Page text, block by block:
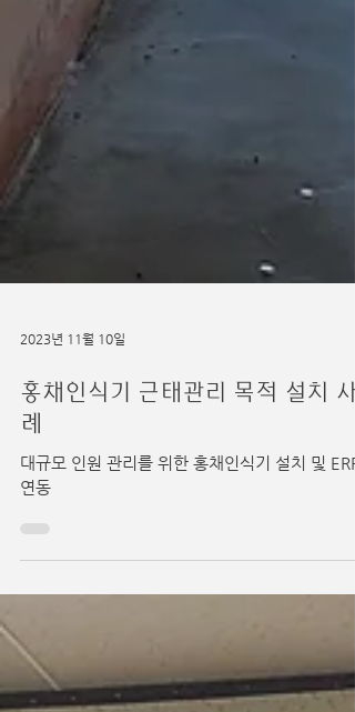
홍채인식기 근태관리 목적 설치 사
례
대규모 인원 관리를 위한 홍채인식기 설치 및 ERP